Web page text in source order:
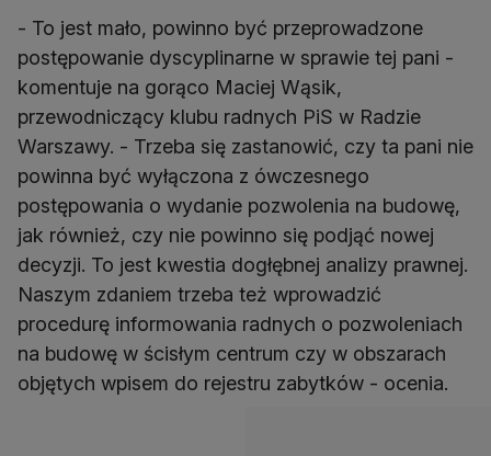
- To jest mało, powinno być przeprowadzone
postępowanie dyscyplinarne w sprawie tej pani -
komentuje na gorąco Maciej Wąsik,
przewodniczący klubu radnych PiS w Radzie
Warszawy. - Trzeba się zastanowić, czy ta pani nie
powinna być wyłączona z ówczesnego
postępowania o wydanie pozwolenia na budowę,
jak również, czy nie powinno się podjąć nowej
decyzji. To jest kwestia dogłębnej analizy prawnej.
Naszym zdaniem trzeba też wprowadzić
procedurę informowania radnych o pozwoleniach
na budowę w ścisłym centrum czy w obszarach
objętych wpisem do rejestru zabytków - ocenia.